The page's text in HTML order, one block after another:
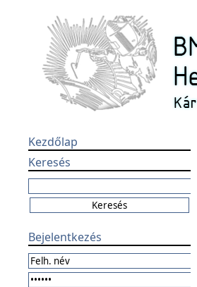
Kezdőlap
Keresés
Bejelentkezés